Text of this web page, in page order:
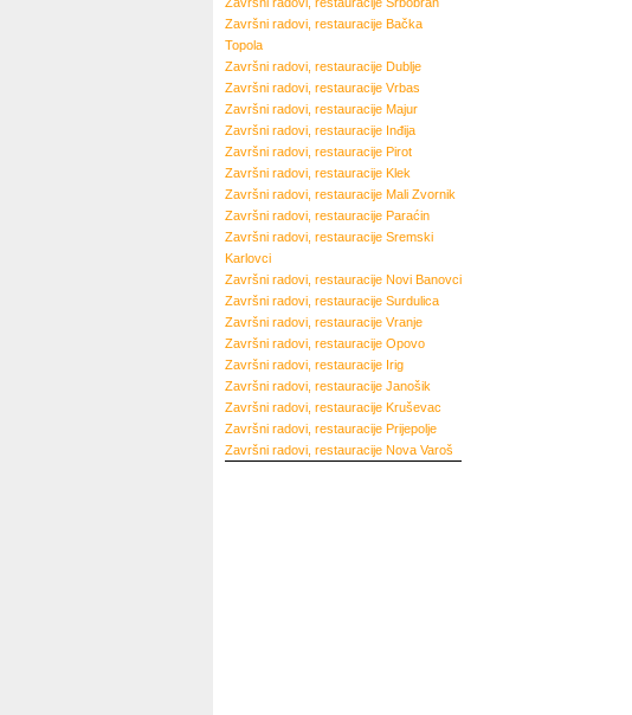
Završni radovi, restauracije Bačka
Topola
Završni radovi, restauracije Dublje
Završni radovi, restauracije Vrbas
Završni radovi, restauracije Majur
Završni radovi, restauracije Inđija
Završni radovi, restauracije Pirot
Završni radovi, restauracije Klek
Završni radovi, restauracije Mali Zvornik
Završni radovi, restauracije Paraćin
Završni radovi, restauracije Sremski
Karlovci
Završni radovi, restauracije Novi Banovci
Završni radovi, restauracije Surdulica
Završni radovi, restauracije Vranje
Završni radovi, restauracije Opovo
Završni radovi, restauracije Irig
Završni radovi, restauracije Janošik
Završni radovi, restauracije Kruševac
Završni radovi, restauracije Prijepolje
Završni radovi, restauracije Nova Varoš